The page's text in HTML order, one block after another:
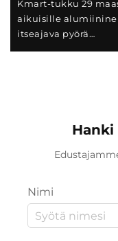
Kmart-tukku 29
aikuisille
itseajava pyörä
Nimi